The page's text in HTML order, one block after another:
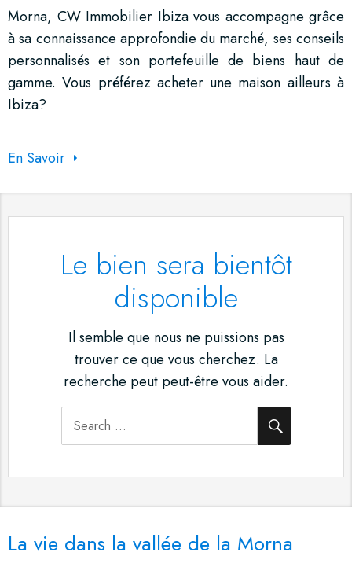
Morna, CW Immobilier Ibiza vous accompagne grâce
à sa connaissance approfondie du marché, ses conseils
personnalisés et son portefeuille de biens haut de
gamme. Vous préférez acheter une maison ailleurs à
Ibiza?
En Savoir
Le bien sera bientôt
disponible
Il semble que nous ne puissions pas
trouver ce que vous cherchez. La
recherche peut peut-être vous aider.
Search
La vie dans la vallée de la Morna